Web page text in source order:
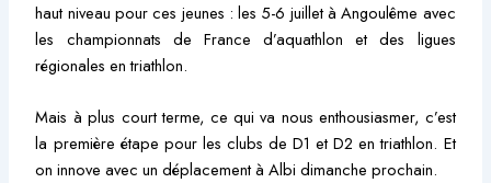
haut niveau pour ces jeunes : les 5-6 juillet à Angoulême avec
les championnats de France d’aquathlon et des ligues
régionales en triathlon.
Mais à plus court terme, ce qui va nous enthousiasmer, c’est
la première étape pour les clubs de D1 et D2 en triathlon. Et
on innove avec un déplacement à Albi dimanche prochain.